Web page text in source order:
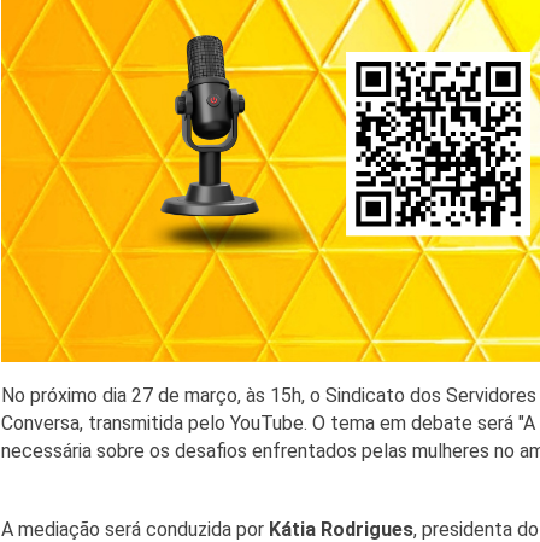
No próximo dia 27 de março, às 15h, o Sindicato dos
Conversa, transmitida pelo YouTube. O tema em debate será
necessária sobre os desafios enfrentados pelas mulheres no
A mediação será conduzida por Kátia Rodrigues, presidenta